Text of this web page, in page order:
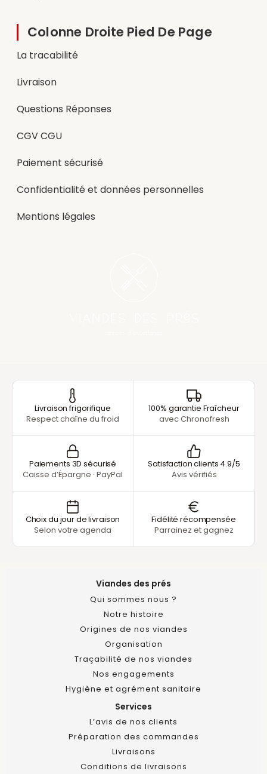
Colonne Droite Pied De Page
La tracabilité
Livraison
Questions Réponses
CGV CGU
Paiement sécurisé
Confidentialité et données personnelles
Mentions légales
Livraison frigorifique
Respect chaîne du froid
100% garantie Fraîcheur
avec Chronofresh
Paiements 3D sécurisé
Caisse d’Épargne · PayPal
Satisfaction clients 4.9/5
Avis vérifiés
Choix du jour de livraison
Selon votre agenda
Fidélité récompensée
Parrainez et gagnez
Viandes des prés
Qui sommes nous ?
Notre histoire
Origines de nos viandes
Organisation
Traçabilité de nos viandes
Nos engagements
Hygiène et agrément sanitaire
Services
L’avis de nos clients
Préparation des commandes
Livraisons
Conditions de livraisons